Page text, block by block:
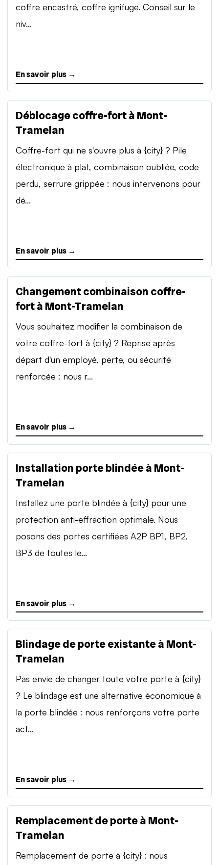
coffre encastré, coffre ignifuge. Conseil sur le
niv...
En savoir plus →
Déblocage coffre-fort à Mont-
Tramelan
Coffre-fort qui ne s'ouvre plus à {city} ? Pile
électronique à plat, combinaison oubliée, code
perdu, serrure grippée : nous intervenons pour
dé...
En savoir plus →
Changement combinaison coffre-
fort à Mont-Tramelan
Vous souhaitez modifier la combinaison de
votre coffre-fort à {city} ? Reprise après
départ d'un employé, perte, ou sécurité
renforcée : nous r...
En savoir plus →
Installation porte blindée à Mont-
Tramelan
Installez une porte blindée à {city} pour une
protection anti-effraction optimale. Nous
posons des portes certifiées A2P BP1, BP2,
BP3 de toutes le...
En savoir plus →
Blindage de porte existante à Mont-
Tramelan
Pas envie de changer toute votre porte à {city}
? Le blindage est une alternative économique à
la porte blindée : nous renforçons votre porte
act...
En savoir plus →
Remplacement de porte à Mont-
Tramelan
Remplacement de porte à {city} : nous